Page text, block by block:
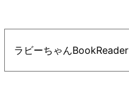
ラビーちゃん